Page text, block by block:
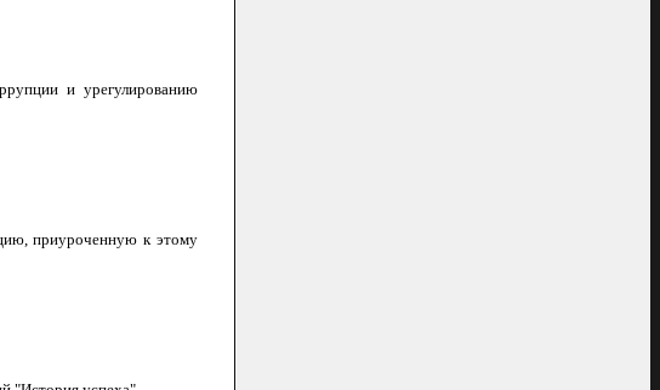
заседание комиссии по
подвели итоги